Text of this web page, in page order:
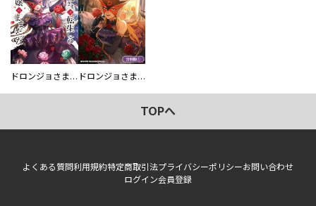
ドロンジョさまは転生しても悪役令嬢のままだった ドロンジョさまは転生しても悪役令嬢のままだった【分冊版】
TOPへ
よくある質問利用規約特定商取引法プライバシーポリシーお問い合わせ
ログイン会員登録